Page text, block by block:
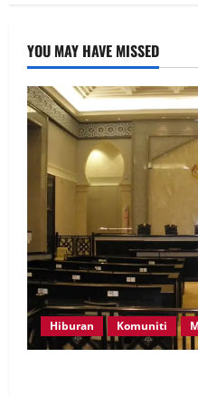
YOU MAY HAVE MISSED
Hiburan Komuniti